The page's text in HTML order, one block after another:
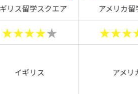
リス留学スクエア アメリカ留
イギリス アメリ